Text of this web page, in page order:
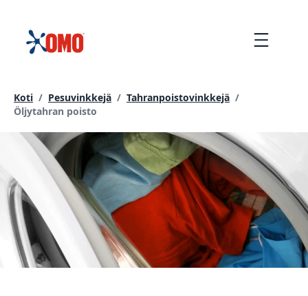
Koti / Pesuvinkkejä / Tahranpoistovinkkejä /
Current page:
Öljytahran poisto